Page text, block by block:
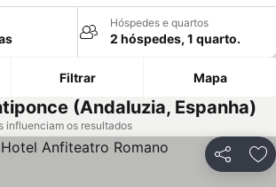
Hóspedes e quartos
2 hóspedes, 1 quarto.
Filtrar Mapa
(Andaluzia, Espanha)
influenciam os resultados
Partilhar